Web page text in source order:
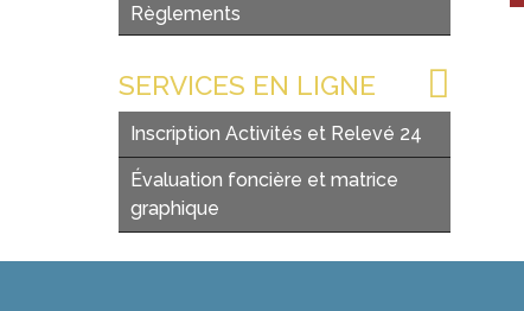
Règlements
SERVICES EN LIGNE
Inscription Activités et Relevé 24
Évaluation foncière et matrice
graphique